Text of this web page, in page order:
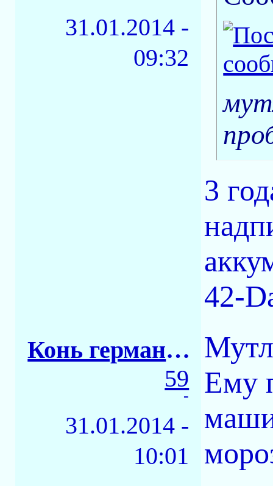
31.01.2014 -
09:32
3
42-
Конь германский
59
-
31.01.2014 -
10:01
Ему